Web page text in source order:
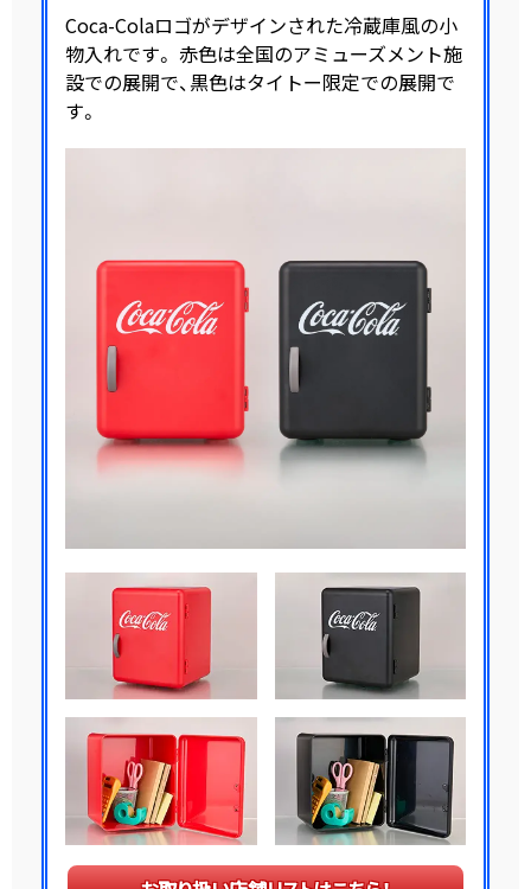
Coca-Colaロゴがデザインされた冷蔵庫風の小
物入れです。 赤色は全国のアミューズメント施
設での展開で、黒色はタイトー限定での展開で
す。